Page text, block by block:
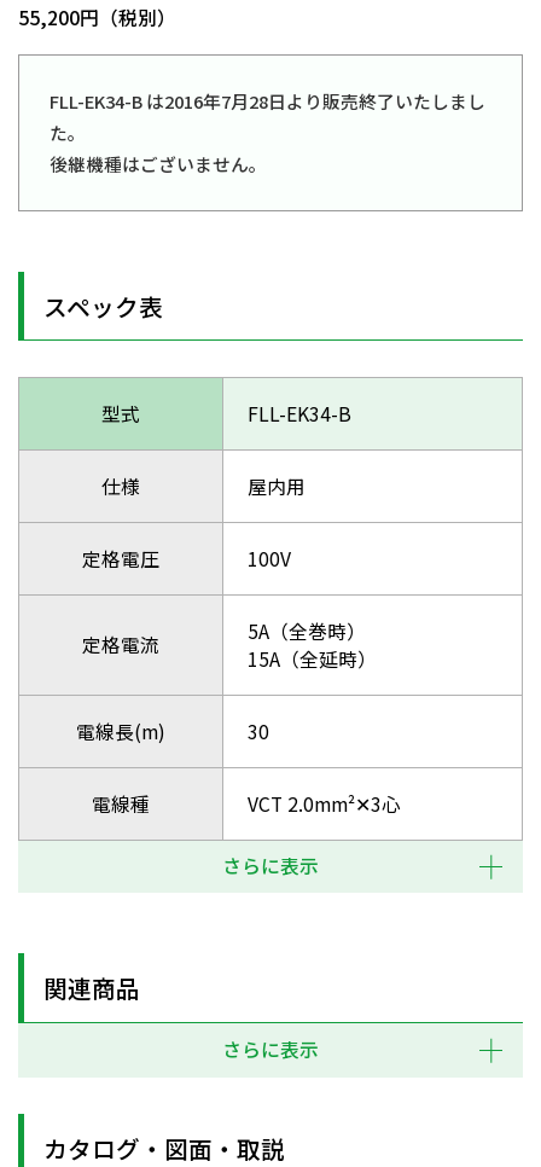
55,200円（税別）
FLL-EK34-B は2016年7月28日より販売終了いたしまし
た。
後継機種はございません。
スペック表
型式 FLL-EK34-B
仕様 屋内用
定格電圧 100V
定格電流
5A（全巻時）
15A（全延時）
電線長(m) 30
電線種 VCT 2.0mm²✕3心
さらに表示
関連商品
さらに表示
カタログ・図面・取説